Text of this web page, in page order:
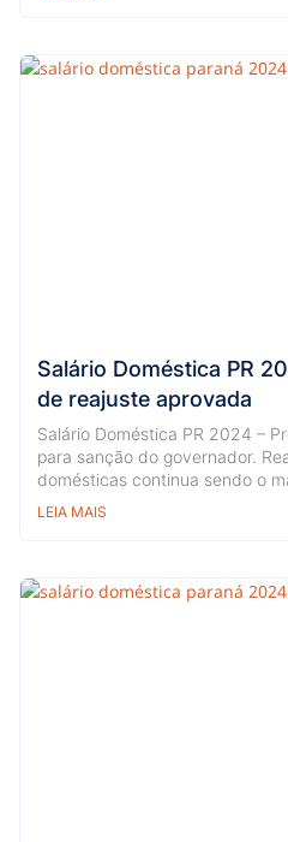
Salário Doméstica PR
de reajuste aprovada
Salário Doméstica PR 2024 –
para sanção do governador.
domésticas continua sendo o
LEIA MAIS